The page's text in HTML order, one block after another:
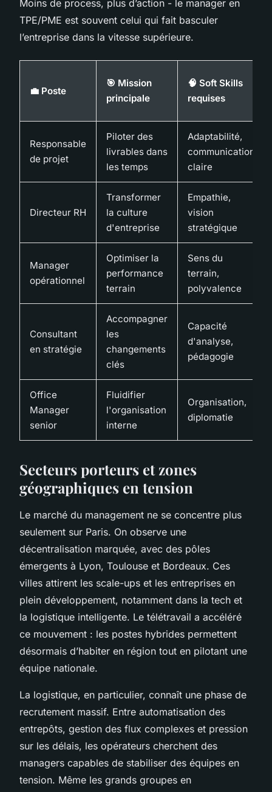
Moins de process, plus d’action - le manager en
TPE/PME est souvent celui qui fait basculer
l’entreprise dans la vitesse supérieure.
💼 Poste
🎯 Mission
principale
🧠 Soft Skills
requises
Responsable
de projet
Piloter des
livrables dans
les temps
Adaptabilité,
communication
claire
Directeur RH
Transformer
la culture
d'entreprise
Empathie,
vision
stratégique
Manager
opérationnel
Optimiser la
performance
terrain
Sens du
terrain,
polyvalence
Consultant
en stratégie
Accompagner
les
changements
clés
Capacité
d'analyse,
pédagogie
Office
Manager
senior
Fluidifier
l'organisation
interne
Organisation,
diplomatie
Secteurs porteurs et zones
géographiques en tension
Le marché du management ne se concentre plus
seulement sur Paris. On observe une
décentralisation marquée, avec des pôles
émergents à Lyon, Toulouse et Bordeaux. Ces
villes attirent les scale-ups et les entreprises en
plein développement, notamment dans la tech et
la logistique intelligente. Le télétravail a accéléré
ce mouvement : les postes hybrides permettent
désormais d’habiter en région tout en pilotant une
équipe nationale.
La logistique, en particulier, connaît une phase de
recrutement massif. Entre automatisation des
entrepôts, gestion des flux complexes et pression
sur les délais, les opérateurs cherchent des
managers capables de stabiliser des équipes en
tension. Même les grands groupes en